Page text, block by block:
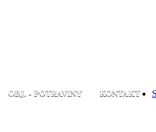
OBJ. - POTRAVINY KONTAKT